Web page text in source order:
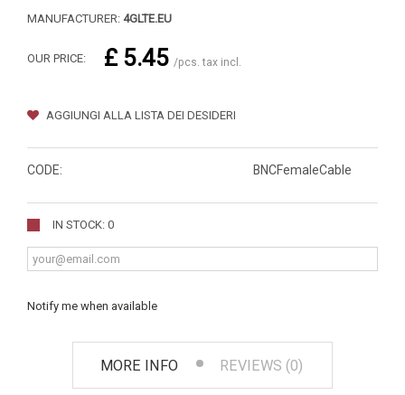
MANUFACTURER: 4GLTE.EU
OUR PRICE: £ 5.45 /pcs. tax incl.
AGGIUNGI ALLA LISTA DEI DESIDERI
CODE: BNCFemaleCable
IN STOCK: 0
Notify me when available
MORE INFO REVIEWS (0)